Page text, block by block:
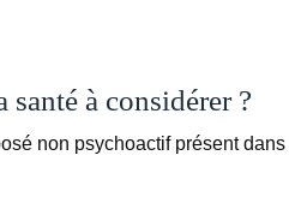
à considérer ?
non psychoactif présent